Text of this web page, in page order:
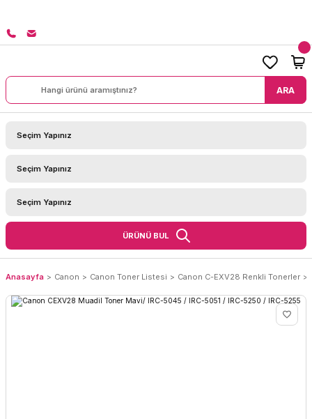
ARA
ÜRÜNÜ BUL
Anasayfa Canon Canon Toner Listesi Canon C-EXV28 Renkli Tonerler